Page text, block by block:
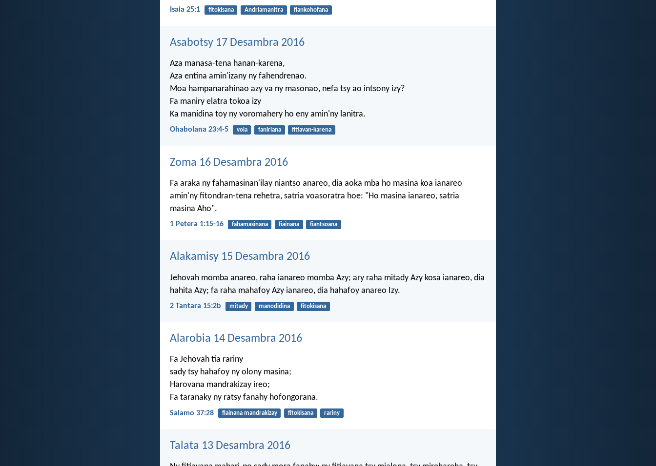
Isaia 25:1 fitokisana Andriamanitra fiankohofana
Asabotsy 17 Desambra 2016
Aza manasa-tena hanan-karena,
Aza entina amin'izany ny fahendrenao.
Moa hampanarahinao azy va ny masonao, nefa tsy ao intsony izy?
Fa maniry elatra tokoa izy
Ka manidina toy ny voromahery ho eny amin'ny lanitra.
Ohabolana 23:4-5 vola faniriana fitiavan-karena
Zoma 16 Desambra 2016
Fa araka ny fahamasinan'ilay niantso anareo, dia aoka mba ho masina koa ianareo
amin'ny fitondran-tena rehetra, satria voasoratra hoe: "Ho masina ianareo, satria
masina Aho".
1 Petera 1:15-16 fahamasinana fiainana fiantsoana
Alakamisy 15 Desambra 2016
Jehovah momba anareo, raha ianareo momba Azy; ary raha mitady Azy kosa ianareo, dia
hahita Azy; fa raha mahafoy Azy ianareo, dia hahafoy anareo Izy.
2 Tantara 15:2b mitady manodidina fitokisana
Alarobia 14 Desambra 2016
Fa Jehovah tia rariny
sady tsy hahafoy ny olony masina;
Harovana mandrakizay ireo;
Fa taranaky ny ratsy fanahy hofongorana.
Salamo 37:28 fiainana mandrakizay fitokisana rariny
Talata 13 Desambra 2016